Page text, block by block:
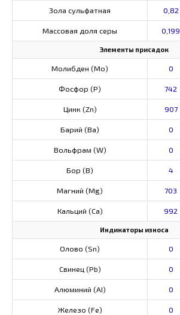
Зола сульфатная 0,82
Массовая доля серы 0,199
Элементы присадок
Молибден (Мо) 0
Фосфор (Р) 742
Цинк (Zn) 907
Барий (Ва) 0
Вольфрам (W) 0
Бор (В) 4
Магний (Mg) 703
Кальций (Са) 992
Индикаторы износа
Олово (Sn) 0
Свинец (Pb) 0
Алюминий (AI) 0
Железо (Fe) 0